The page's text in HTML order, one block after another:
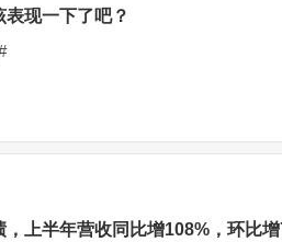
现一下了吧？
上半年营收同比增108%，环比